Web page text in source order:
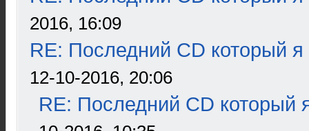
2016, 16:09
RE: Последний CD который я
12-10-2016, 20:06
RE: Последний CD который